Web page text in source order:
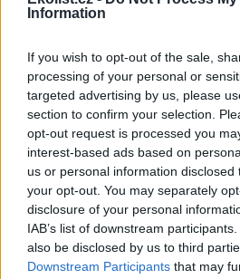
Information
If you wish to opt-out of the sale,
processing of your personal or
targeted advertising by us, please
section to confirm your selection.
opt-out request is processed you
interest-based ads based on
us or personal information
your opt-out. You may separately
disclosure of your personal
IAB’s list of downstream
also be disclosed by us to third
Downstream Participants that may
národních parků. Vyplývá to z
lhůtě nedodalo. Kabinet se má novelou
postoj bude doporučením pro
většinu.
Na Hádecké planince u Brna
původní step, vrátí se tam i
26.7.2026 17:25 | BRNO (ČTK)